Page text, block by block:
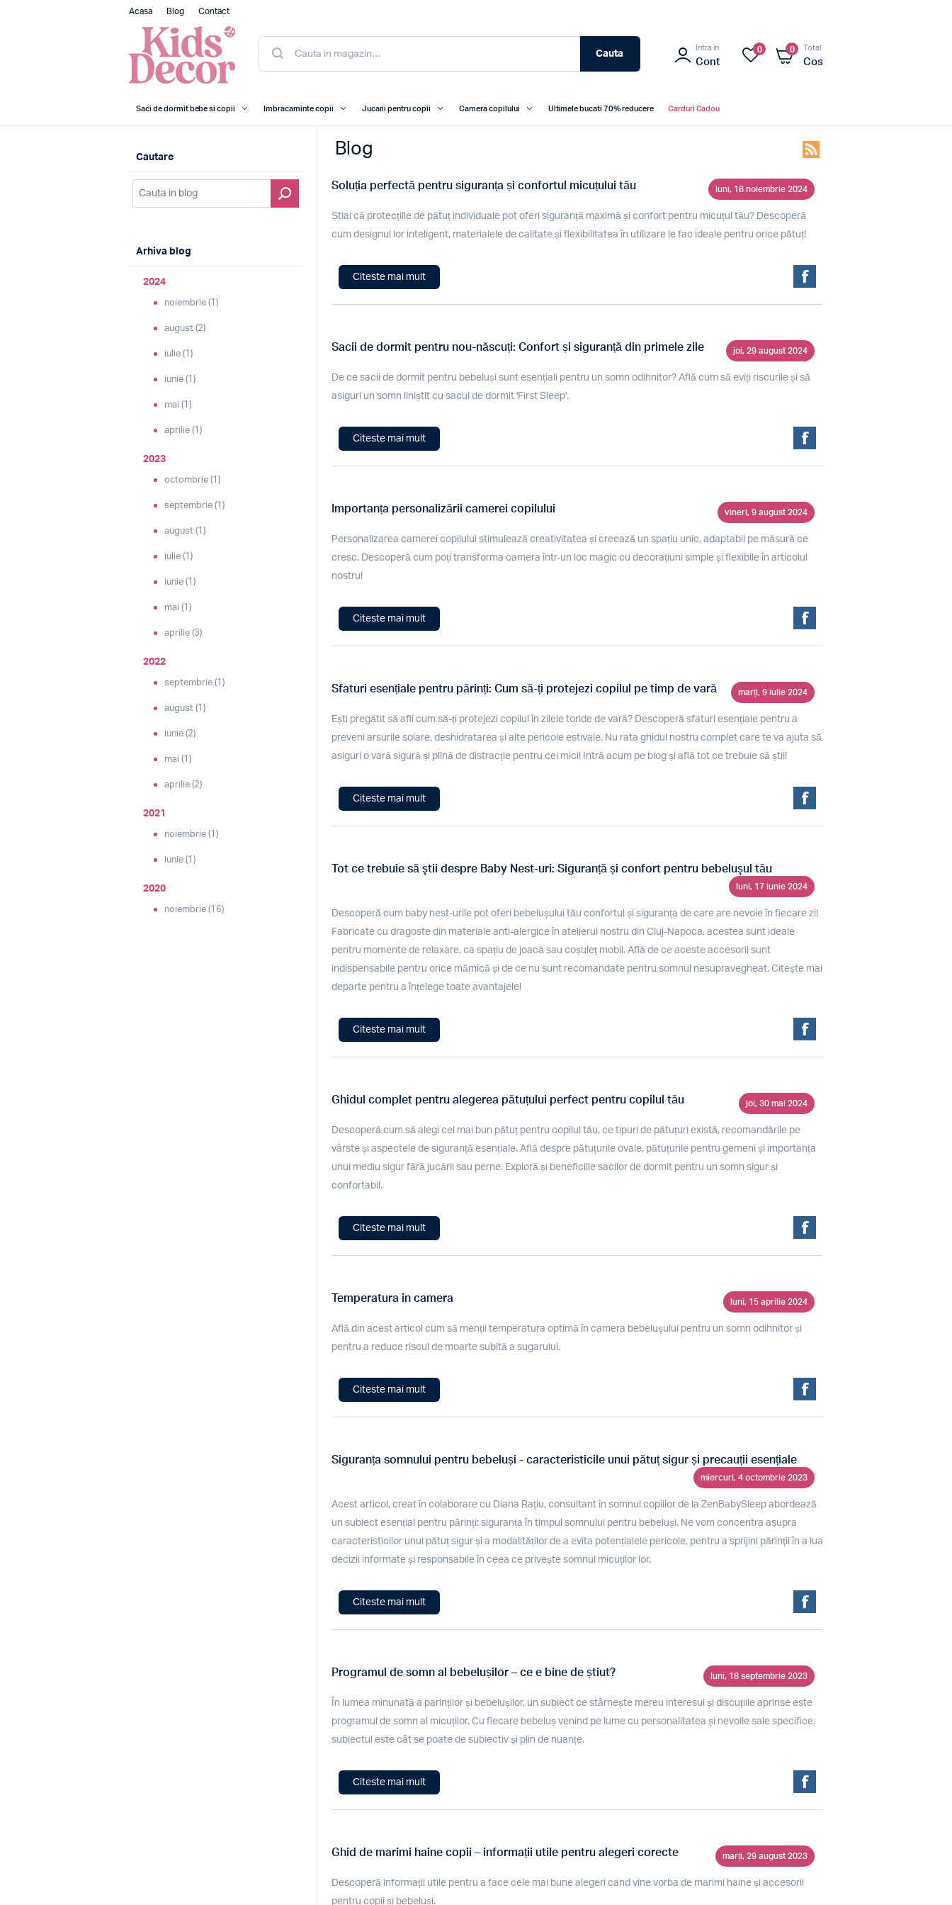
Acasa Blog Contact
Cauta
Intra in
Cont
0 Total
Cos
0
Saci de dormit bebe si copii Imbracaminte copii Jucarii pentru copii Camera copilului Ultimele bucati 70% reducere Carduri Cadou
Cautare
Arhiva blog
2024
noiembrie (1)
august (2)
iulie (1)
iunie (1)
mai (1)
aprilie (1)
2023
octombrie (1)
septembrie (1)
august (1)
iulie (1)
iunie (1)
mai (1)
aprilie (3)
2022
septembrie (1)
august (1)
iunie (2)
mai (1)
aprilie (2)
2021
noiembrie (1)
iunie (1)
2020
noiembrie (16)
Blog
Soluția perfectă pentru siguranța și confortul micuțului tău luni, 18 noiembrie 2024
Știai că protecțiile de pătuț individuale pot oferi siguranță maximă și confort pentru micuțul tău? Descoperă
cum designul lor inteligent, materialele de calitate și flexibilitatea în utilizare le fac ideale pentru orice pătuț!
Citeste mai mult
Sacii de dormit pentru nou-născuți: Confort și siguranță din primele zile joi, 29 august 2024
De ce sacii de dormit pentru bebeluși sunt esențiali pentru un somn odihnitor? Află cum să eviți riscurile și să
asiguri un somn liniștit cu sacul de dormit 'First Sleep'.
Citeste mai mult
Importanța personalizării camerei copilului vineri, 9 august 2024
Personalizarea camerei copilului stimulează creativitatea și creează un spațiu unic, adaptabil pe măsură ce
cresc. Descoperă cum poți transforma camera într-un loc magic cu decorațiuni simple și flexibile în articolul
nostru!
Citeste mai mult
Sfaturi esențiale pentru părinți: Cum să-ți protejezi copilul pe timp de vară marți, 9 iulie 2024
Ești pregătit să afli cum să-ți protejezi copilul în zilele toride de vară? Descoperă sfaturi esențiale pentru a
preveni arsurile solare, deshidratarea și alte pericole estivale. Nu rata ghidul nostru complet care te va ajuta să
asiguri o vară sigură și plină de distracție pentru cei mici! Intră acum pe blog și află tot ce trebuie să știi!
Citeste mai mult
Tot ce trebuie să ştii despre Baby Nest-uri: Siguranță și confort pentru bebeluşul tău
luni, 17 iunie 2024
Descoperă cum baby nest-urile pot oferi bebelușului tău confortul și siguranța de care are nevoie în fiecare zi!
Fabricate cu dragoste din materiale anti-alergice în atelierul nostru din Cluj-Napoca, acestea sunt ideale
pentru momente de relaxare, ca spațiu de joacă sau coșuleț mobil. Află de ce aceste accesorii sunt
indispensabile pentru orice mămică și de ce nu sunt recomandate pentru somnul nesupravegheat. Citește mai
departe pentru a înțelege toate avantajele!
Citeste mai mult
Ghidul complet pentru alegerea pătuțului perfect pentru copilul tău joi, 30 mai 2024
Descoperă cum să alegi cel mai bun pătuț pentru copilul tău, ce tipuri de pătuțuri există, recomandările pe
vârste și aspectele de siguranță esențiale. Află despre pătuțurile ovale, pătuțurile pentru gemeni și importanța
unui mediu sigur fără jucării sau perne. Exploră și beneficiile sacilor de dormit pentru un somn sigur și
confortabil.
Citeste mai mult
Temperatura in camera luni, 15 aprilie 2024
Află din acest articol cum să menții temperatura optimă în camera bebelușului pentru un somn odihnitor și
pentru a reduce riscul de moarte subită a sugarului.
Citeste mai mult
Siguranța somnului pentru bebeluși - caracteristicile unui pătuț sigur și precauții esențiale
miercuri, 4 octombrie 2023
Acest articol, creat în colaborare cu Diana Rațiu, consultant în somnul copiilor de la ZenBabySleep abordează
un subiect esențial pentru părinți: siguranța în timpul somnului pentru bebeluși. Ne vom concentra asupra
caracteristicilor unui pătuț sigur și a modalităților de a evita potențialele pericole, pentru a sprijini părinții în a lua
decizii informate și responsabile în ceea ce privește somnul micuților lor.
Citeste mai mult
Programul de somn al bebelușilor – ce e bine de știut? luni, 18 septembrie 2023
În lumea minunată a parinților și bebelușilor, un subiect ce stârnește mereu interesul și discuțiile aprinse este
programul de somn al micuților. Cu fiecare bebeluș venind pe lume cu personalitatea și nevoile sale specifice,
subiectul este cât se poate de subiectiv și plin de nuanțe.
Citeste mai mult
Ghid de marimi haine copii – informații utile pentru alegeri corecte marți, 29 august 2023
Descoperă informații utile pentru a face cele mai bune alegeri cand vine vorba de marimi haine și accesorii
pentru copii și bebeluși.